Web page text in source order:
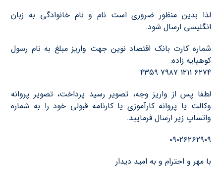
لذا بدین منظور ضروري است نام و نام خانوادگی به زبان
انگليسي ارسال شود.
شماره كارت بانك اقتصاد نوين جهت واریز مبلغ به نام رسول
کوهپایه زاده:
۶۲۷۴ ۱۲۱۱ ۷۹۸۷ ۴۳۵۹
لطفا پس از واريز وجه، تصوير رسید پرداخت، تصوير پروانه
وكالت يا پروانه كارآموزي يا كارنامه قبولي خود را به شماره
واتساپ زير ارسال فرماييد.
۰۹۰۲۶۲۶۲۹۰۹
با مهر و احترام و به اميد ديدار